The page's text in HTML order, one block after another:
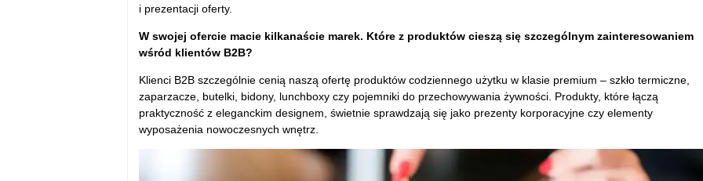
i prezentacji oferty.
W swojej ofercie macie kilkanaście marek. Które z produktów cieszą się szczególnym zainteresowaniem
wśród klientów B2B?
Klienci B2B szczególnie cenią naszą ofertę produktów codziennego użytku w klasie premium – szkło termiczne,
zaparzacze, butelki, bidony, lunchboxy czy pojemniki do przechowywania żywności. Produkty, które łączą
praktyczność z eleganckim designem, świetnie sprawdzają się jako prezenty korporacyjne czy elementy
wyposażenia nowoczesnych wnętrz.